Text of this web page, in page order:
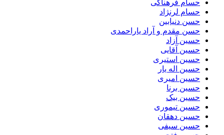
حسام فرهناکی
حسام لرنژاد
حسن دنیابین
حسن مقدم و آراد یاراحمدی
حسین آزاد
حسین آقایی
حسین استیری
حسین اله یار
حسین امیری
حسین برنا
حسین بیک
حسین تیموری
حسین دهقان
حسین سیفی